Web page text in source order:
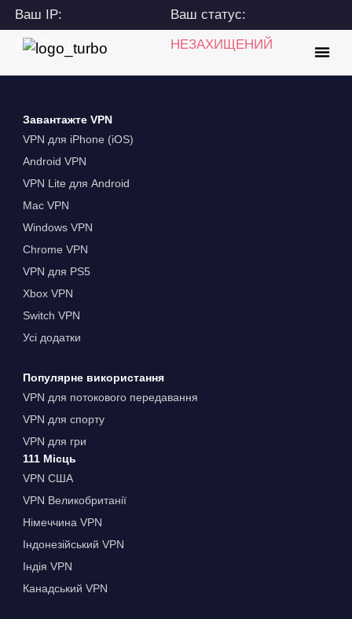
Ваш IP:
216.73.216.208
Ваш статус:
НЕЗАХИЩЕНИЙ
Завантажте VPN
VPN для iPhone (iOS)
Android VPN
VPN Lite для Android
Mac VPN
Windows VPN
Chrome VPN
VPN для PS5
Xbox VPN
Switch VPN
Усі додатки
Популярне використання
VPN для потокового передавання
VPN для спорту
VPN для гри
111 Місць
VPN США
VPN Великобританії
Німеччина VPN
Індонезійський VPN
Індія VPN
Канадський VPN